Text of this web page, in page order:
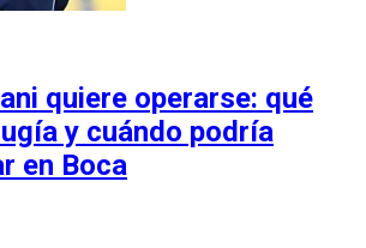
quiere operarse: qué
y cuándo podría
en Boca